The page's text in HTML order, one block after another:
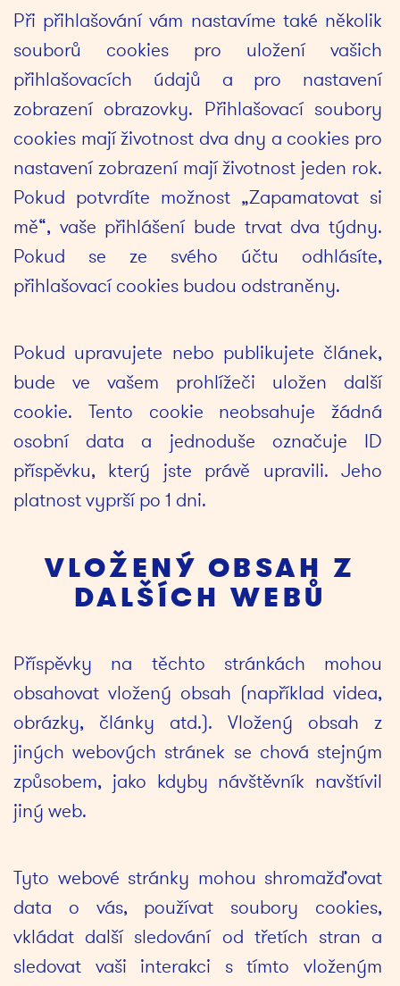
Při přihlašování vám nastavíme také několik
souborů cookies pro uložení vašich
přihlašovacích údajů a pro nastavení
zobrazení obrazovky. Přihlašovací soubory
cookies mají životnost dva dny a cookies pro
nastavení zobrazení mají životnost jeden rok.
Pokud potvrdíte možnost „Zapamatovat si
mě“, vaše přihlášení bude trvat dva týdny.
Pokud se ze svého účtu odhlásíte,
přihlašovací cookies budou odstraněny.
Pokud upravujete nebo publikujete článek,
bude ve vašem prohlížeči uložen další
cookie. Tento cookie neobsahuje žádná
osobní data a jednoduše označuje ID
příspěvku, který jste právě upravili. Jeho
platnost vyprší po 1 dni.
VLOŽENÝ OBSAH Z
DALŠÍCH WEBŮ
Příspěvky na těchto stránkách mohou
obsahovat vložený obsah (například videa,
obrázky, články atd.). Vložený obsah z
jiných webových stránek se chová stejným
způsobem, jako kdyby návštěvník navštívil
jiný web.
Tyto webové stránky mohou shromažďovat
data o vás, používat soubory cookies,
vkládat další sledování od třetích stran a
sledovat vaši interakci s tímto vloženým